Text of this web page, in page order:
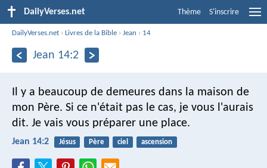
DailyVerses.net Thème S'inscrire
DailyVerses.net ›Livres de la Bible ›Jean › 14
Jean 14:2
Il y a beaucoup de demeures dans la maison de
mon Père. Si ce n'était pas le cas, je vous l'aurais
dit. Je vais vous préparer une place.
Jean 14:2 Jésus Père ciel ascension